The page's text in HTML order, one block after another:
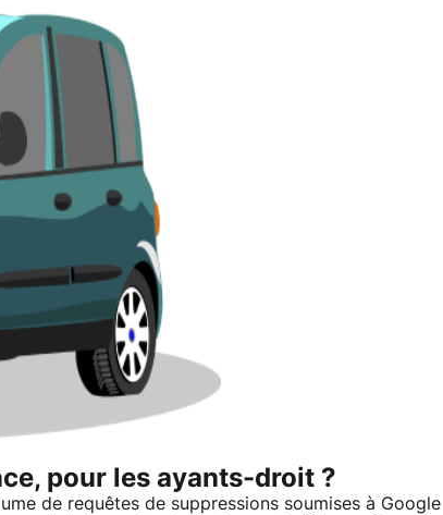
pour les ayants-droit ?
de requêtes de suppressions soumises à Google